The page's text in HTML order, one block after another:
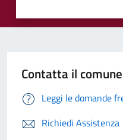
Contatta il comune
Leggi le domande
Richiedi Assistenza